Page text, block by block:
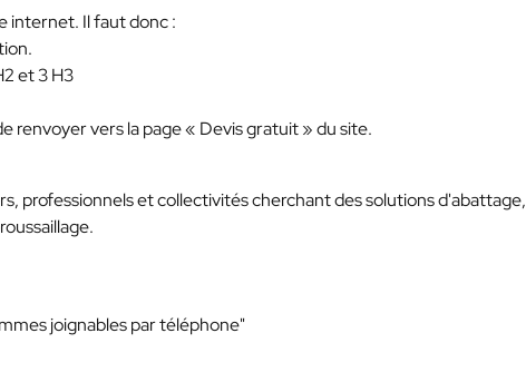
internet. Il faut donc :
et 3 H3
renvoyer vers la page « Devis gratuit » du site.
professionnels et collectivités cherchant des solutions d'abattage,
joignables par téléphone"